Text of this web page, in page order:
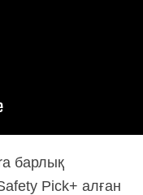
барлық
Pick+ алған